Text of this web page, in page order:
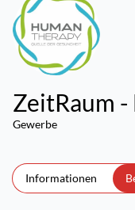
ZeitRaum
Gewerbe
Informationen